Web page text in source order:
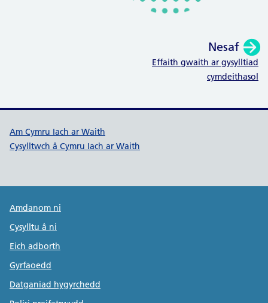
Nesaf
Effaith gwaith ar gysylltiad
cymdeithasol
Dolenni cymorth Cymru Iach ar
Am Cymru Iach ar Waith
Cysylltwch â Cymru Iach ar Waith
Public Health Wales Support links
Amdanom ni
Cysylltu â ni
Eich adborth
Gyrfaoedd
Datganiad hygyrchedd